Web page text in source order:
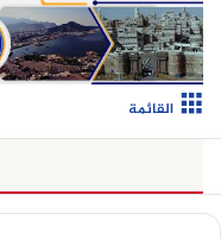
القائمة